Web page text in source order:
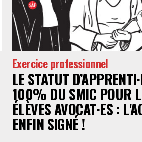
Exercice professionnel
LE STATUT
100% DU SMIC POUR
ÉLÈVES AVOCAT·ES :
ENFIN SIGNÉ !